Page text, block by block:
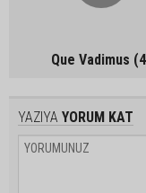
Que Vadimus
YAZIYA YORUM KAT